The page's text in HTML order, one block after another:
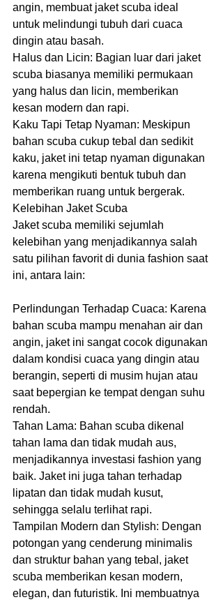
angin, membuat jaket scuba ideal
untuk melindungi tubuh dari cuaca
dingin atau basah.
Halus dan Licin: Bagian luar dari jaket
scuba biasanya memiliki permukaan
yang halus dan licin, memberikan
kesan modern dan rapi.
Kaku Tapi Tetap Nyaman: Meskipun
bahan scuba cukup tebal dan sedikit
kaku, jaket ini tetap nyaman digunakan
karena mengikuti bentuk tubuh dan
memberikan ruang untuk bergerak.
Kelebihan Jaket Scuba
Jaket scuba memiliki sejumlah
kelebihan yang menjadikannya salah
satu pilihan favorit di dunia fashion saat
ini, antara lain:
Perlindungan Terhadap Cuaca: Karena
bahan scuba mampu menahan air dan
angin, jaket ini sangat cocok digunakan
dalam kondisi cuaca yang dingin atau
berangin, seperti di musim hujan atau
saat bepergian ke tempat dengan suhu
rendah.
Tahan Lama: Bahan scuba dikenal
tahan lama dan tidak mudah aus,
menjadikannya investasi fashion yang
baik. Jaket ini juga tahan terhadap
lipatan dan tidak mudah kusut,
sehingga selalu terlihat rapi.
Tampilan Modern dan Stylish: Dengan
potongan yang cenderung minimalis
dan struktur bahan yang tebal, jaket
scuba memberikan kesan modern,
elegan, dan futuristik. Ini membuatnya